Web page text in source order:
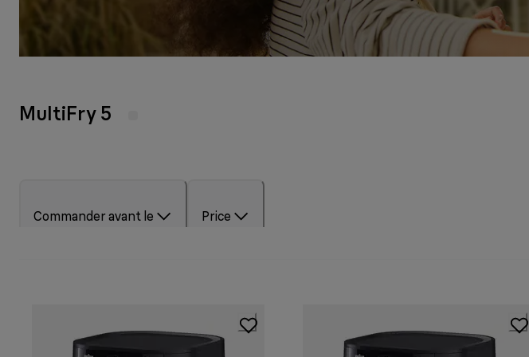
MultiFry 5
Commander avant le Price